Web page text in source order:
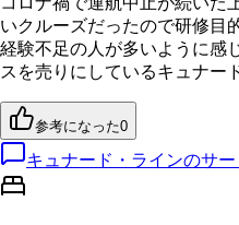
いクルーズだったので研修目
経験不足の人が多いように感
スを売りにしているキュナー
参考になった0
キュナード・ラインのサー